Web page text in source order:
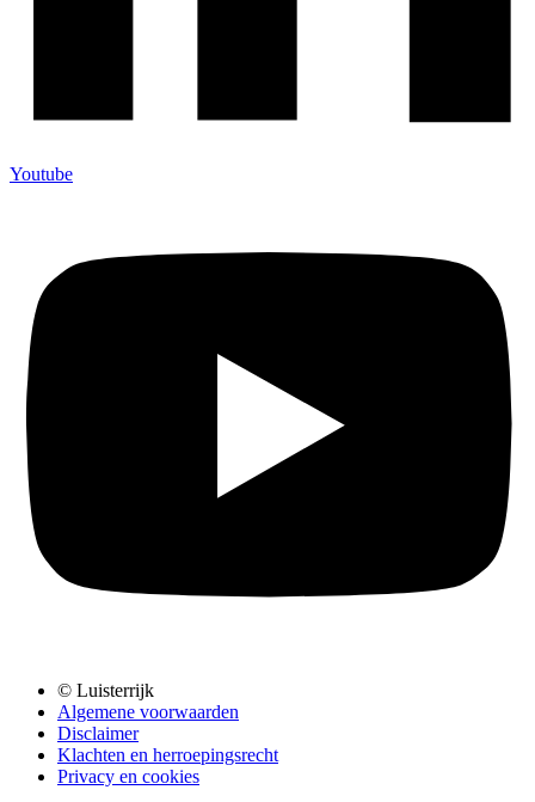
Youtube
© Luisterrijk
Algemene voorwaarden
Disclaimer
Klachten en herroepingsrecht
Privacy en cookies